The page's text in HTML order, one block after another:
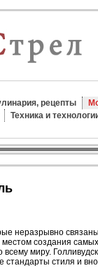
рецепты
Техника и
неразрывно
местом создания
миру.
стиля и